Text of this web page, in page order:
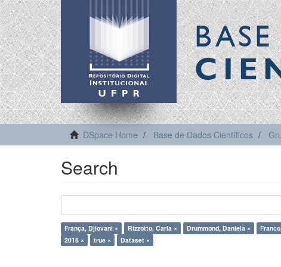
DSpace Home Base de Dados Científicos
Search
França, Djiovani × Rizzotto, Carla × Drummond, Daniela ×
2018 ×
true × Dataset ×